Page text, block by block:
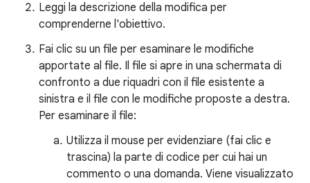
Leggi la descrizione della modifica per
comprenderne l'obiettivo.
Fai clic su un file per esaminare le modifiche
apportate al file. Il file si apre in una schermata di
confronto a due riquadri con il file esistente a
sinistra e il file con le modifiche proposte a destra.
Per esaminare il file:
Utilizza il mouse per evidenziare (fai clic e
trascina) la parte di codice per cui hai un
commento o una domanda. Viene visualizzato